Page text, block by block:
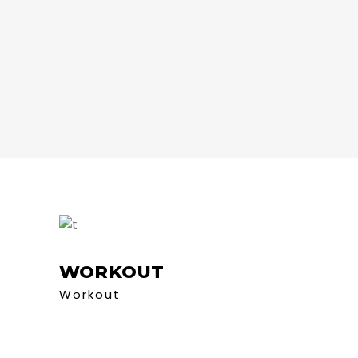
WORKOUT
Workout